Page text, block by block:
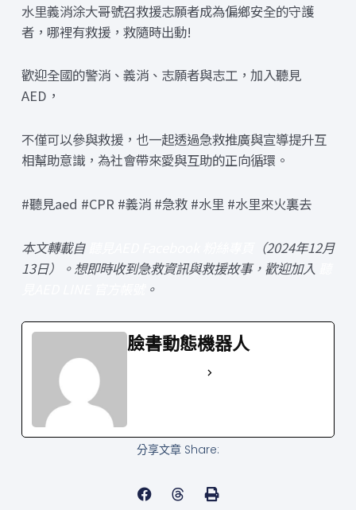
水里義消涂大哥號召救援志願者成為偏鄉安全的守護
者，哪裡有救援，救隨時出動!
歡迎全國的警消、義消、志願者與志工，加入聽見
AED，
不僅可以參與救援，也一起透過急救推廣與宣導提升互
相幫助意識，為社會帶來愛與互助的正向循環。
#聽見aed #CPR #義消 #急救 #水里 #水里來火裏去
本文轉載自
（2024年12月
13日）。想即時收到急救資訊與救援故事，歡迎加入
。
臉書動態機器人
分享文章 Share: